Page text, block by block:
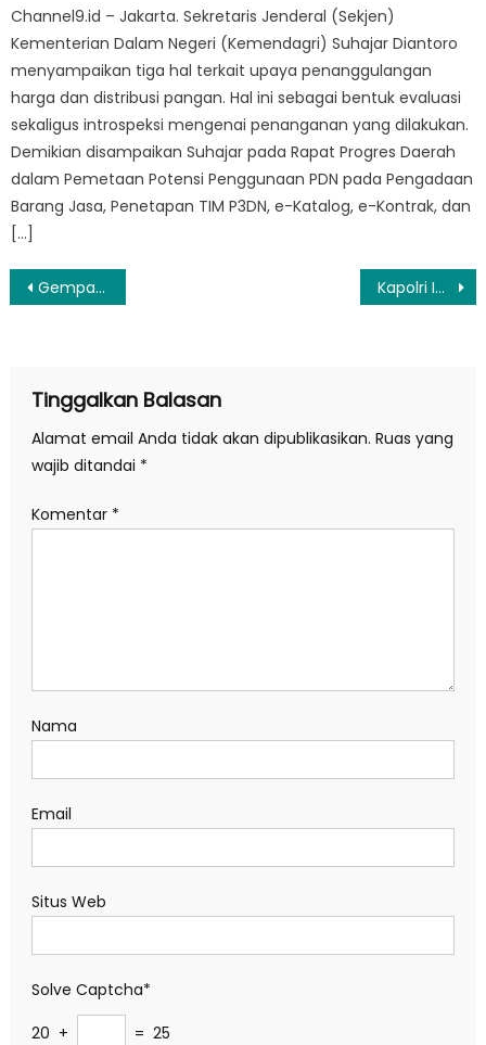
Channel9.id – Jakarta. Sekretaris Jenderal (Sekjen)
Kementerian Dalam Negeri (Kemendagri) Suhajar Diantoro
menyampaikan tiga hal terkait upaya penanggulangan
harga dan distribusi pangan. Hal ini sebagai bentuk evaluasi
sekaligus introspeksi mengenai penanganan yang dilakukan.
Demikian disampaikan Suhajar pada Rapat Progres Daerah
dalam Pemetaan Potensi Penggunaan PDN pada Pengadaan
Barang Jasa, Penetapan TIM P3DN, e-Katalog, e-Kontrak, dan
[…]
Navigasi
Gempa Magnitudo 6,3 Guncang Gorontalo, Warga Panik dan Pusing Kapolri Instruksikan Jajarannya Kawal Anggaran Pemda
Tinggalkan Balasan
Alamat email Anda tidak akan dipublikasikan. Ruas yang
wajib ditandai *
Komentar *
Nama
Email
Situs Web
Solve Captcha*
20 +
= 25